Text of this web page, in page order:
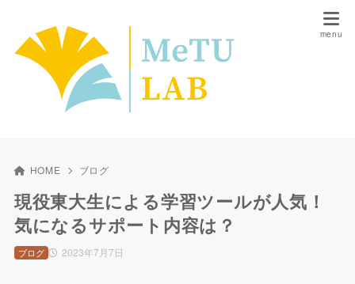
HOME ブログ
現役東大生による学習ツールが人気！
気になるサポート内容は？
2023年7月7日
ブログ